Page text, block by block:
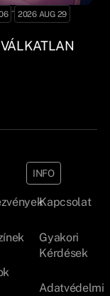
- 2026 AUG 29
INFO
Kapcsolat
Gyakori
Kérdések
Adatvédelmi